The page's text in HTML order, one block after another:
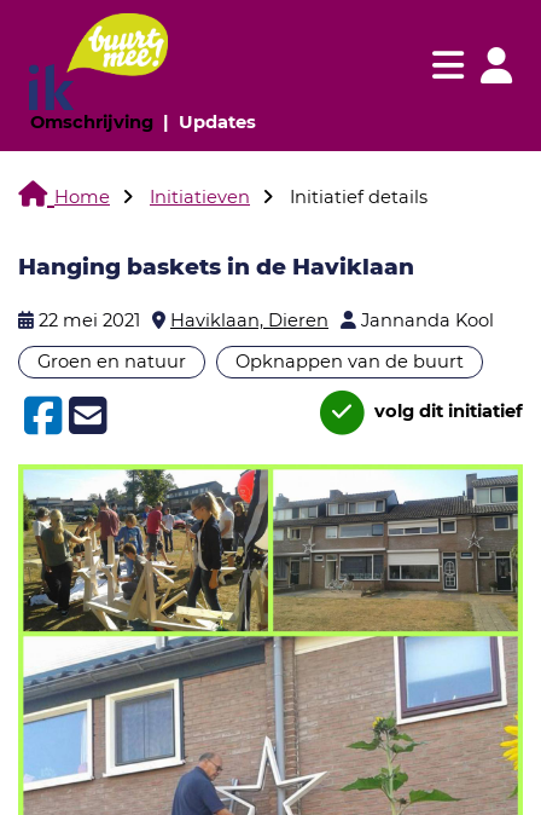
Omschrijving(huidige pagina)
Updates(huidige pagina)
Navigatie
Home Initiatieven Initiatief details
Hanging baskets in de Haviklaan
22 mei 2021 Haviklaan, Dieren
Jannanda Kool
Groen en natuur
Opknappen van de buurt
volg dit initiatief